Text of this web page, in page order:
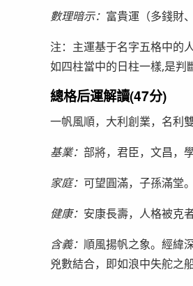
數理暗示： 富貴運（多錢財
注：主運基于名字五格中的
如四柱當中的日柱一樣,是判
總格后運解讀(47分)
一帆風順，大利創業，名利
基業： 部將，君臣，文昌，
家庭： 可望圓滿，子孫滿堂
健康： 安康長壽，人格被克
含義： 順風揚帆之象。經緯
兇數結合，即如浪中失舵之